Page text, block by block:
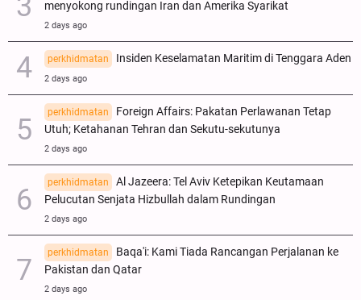
menyokong rundingan Iran dan Amerika Syarikat
2 days ago
perkhidmatan Insiden Keselamatan Maritim di Tenggara Aden
2 days ago
perkhidmatan
Foreign Affairs: Pakatan Perlawanan Tetap
Utuh; Ketahanan Tehran dan Sekutu-sekutunya
2 days ago
perkhidmatan
Al Jazeera: Tel Aviv Ketepikan Keutamaan
Pelucutan Senjata Hizbullah dalam Rundingan
2 days ago
perkhidmatan
Baqa'i: Kami Tiada Rancangan Perjalanan ke
Pakistan dan Qatar
2 days ago